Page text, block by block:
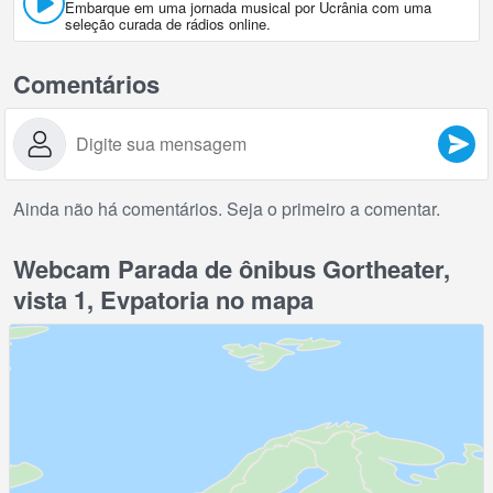
Embarque em uma jornada musical por Ucrânia com uma
seleção curada de rádios online.
Comentários
Ainda não há comentários. Seja o primeiro a comentar.
Webcam Parada de ônibus Gortheater,
vista 1, Evpatoria no mapa